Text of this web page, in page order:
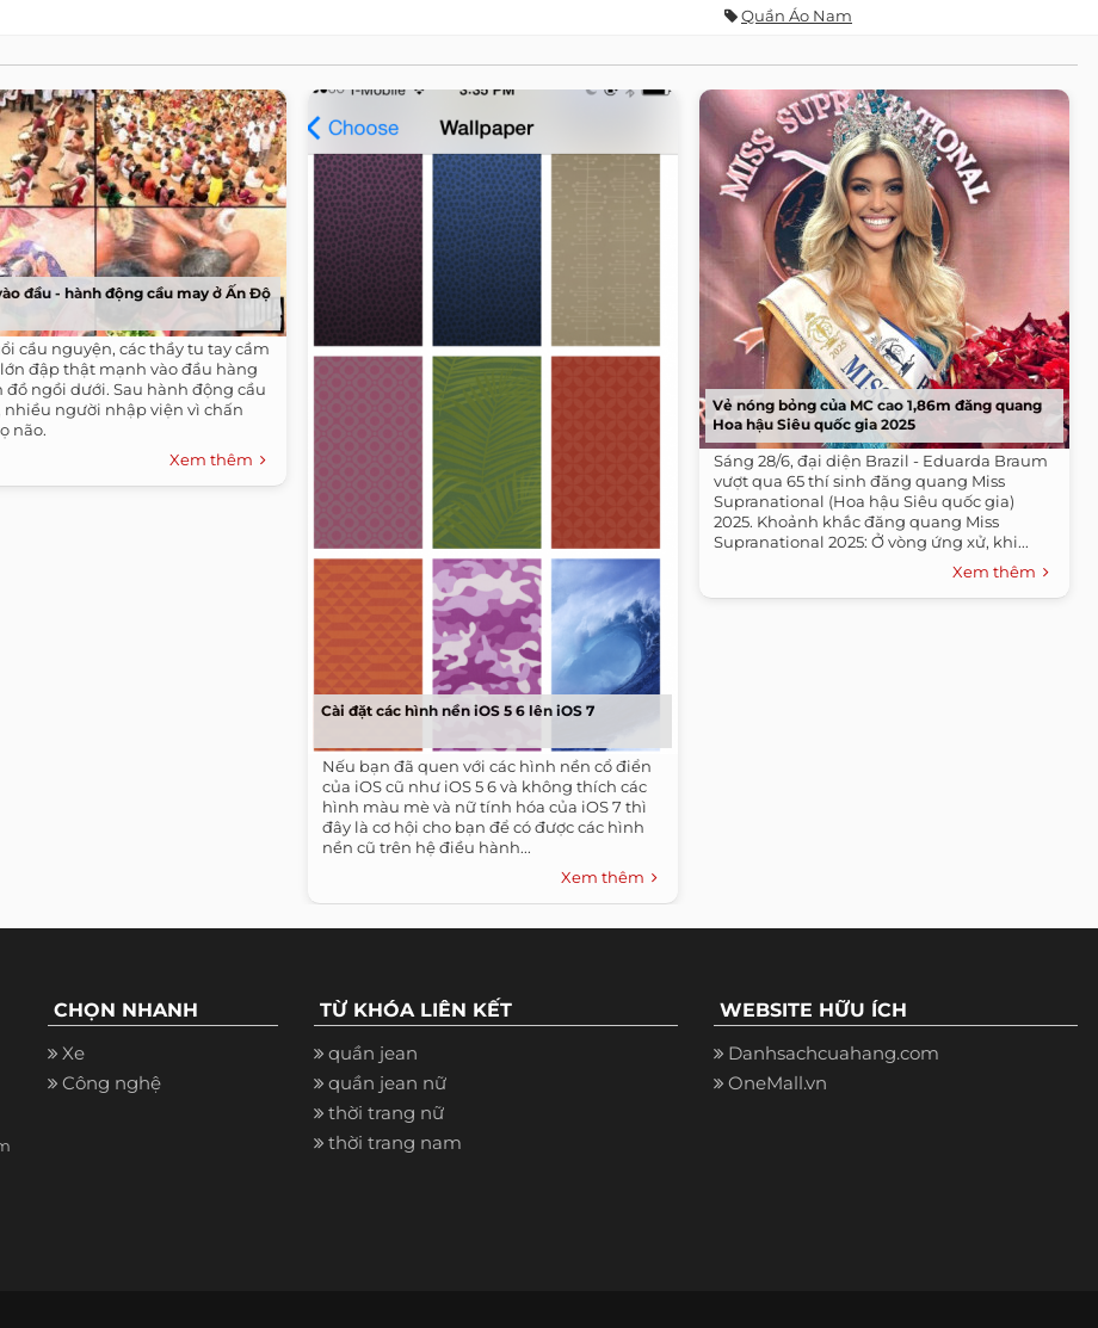
Quần Áo Nam
đầu - hành động cầu may ở Ấn Độ
cầu nguyện, các thầy tu tay cầm
đập thật mạnh vào đầu hàng
ngồi dưới. Sau hành động cầu
nhiều người nhập viện vì chấn
não.
Xem thêm
Cài đặt các hình nền iOS 5 6 lên iOS 7
Nếu bạn đã quen với các hình nền cổ điển
của iOS cũ như iOS 5 6 và không thích các
hình màu mè và nữ tính hóa của iOS 7 thì
đây là cơ hội cho bạn để có được các hình
nền cũ trên hệ điều hành...
Xem thêm
Vẻ nóng bỏng của MC cao 1,86m đăng quang
Hoa hậu Siêu quốc gia 2025
Sáng 28/6, đại diện Brazil - Eduarda Braum
vượt qua 65 thí sinh đăng quang Miss
Supranational (Hoa hậu Siêu quốc gia)
2025. Khoảnh khắc đăng quang Miss
Supranational 2025: Ở vòng ứng xử, khi...
Xem thêm
CHỌN NHANH
Xe
Công nghệ
TỪ KHÓA LIÊN KẾT
quần jean
quần jean nữ
thời trang nữ
thời trang nam
WEBSITE HỮU ÍCH
Danhsachcuahang.com
OneMall.vn